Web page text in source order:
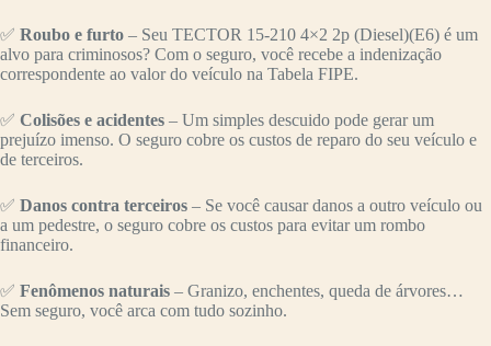
✅ Roubo e furto – Seu TECTOR 15-210 4×2 2p (Diesel)(E6) é um
alvo para criminosos? Com o seguro, você recebe a indenização
correspondente ao valor do veículo na Tabela FIPE.
✅ Colisões e acidentes – Um simples descuido pode gerar um
prejuízo imenso. O seguro cobre os custos de reparo do seu veículo e
de terceiros.
✅ Danos contra terceiros – Se você causar danos a outro veículo ou
a um pedestre, o seguro cobre os custos para evitar um rombo
financeiro.
✅ Fenômenos naturais – Granizo, enchentes, queda de árvores…
Sem seguro, você arca com tudo sozinho.